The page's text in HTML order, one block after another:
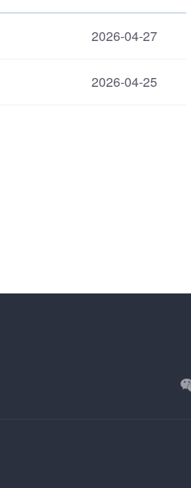
2026-04-27
2026-04-25